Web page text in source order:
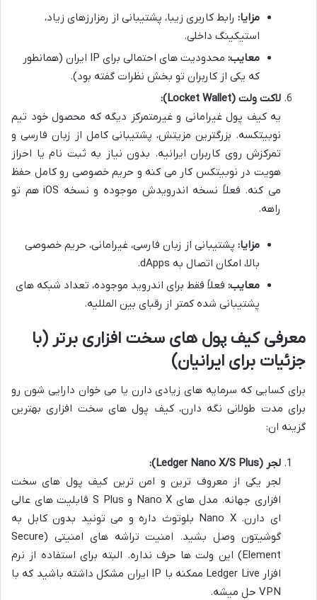
مزایا: رابط کاربری زیبا، پشتیبانی از رمزارزهای زیاد،
استیکینگ داخلی.
معایب:
محدودیت های احتمالی برای IP ایران (همانطور
که یکی از کاربران تو بخش نظرات گفته بود).
لاکت ولت (Locket Wallet):
یه کیف پول غیرامانی و غیرمتمرکز دیگه که محصول خود تیم
نوبیتکسه. بزرگترین مزیتش، پشتیبانی کامل از زبان فارسی و
تمرکزش روی کاربران ایرانیه. بدون نیاز به ثبت نام یا احراز
هویت در نوبیتکس کار می کنه و حریم خصوصی رو کامل حفظ
می کنه. فعلاً نسخه اندرویدش موجوده و نسخه iOS هم تو
راهه.
مزایا: پشتیبانی از زبان فارسی، غیرامانی، حریم خصوصی
بالا، امکان اتصال به dApps.
معایب: فعلاً فقط برای اندروید موجوده، تعداد شبکه های
پشتیبانی شده کمتر از رقبای بین المللیه.
معرفی کیف پول های سخت افزاری برتر (با
جزئیات برای ایرانیان)
برای کسایی که سرمایه های زیادی دارن یا می خوان دارایی شون رو
برای مدت طولانی نگه دارن، کیف پول های سخت افزاری بهترین
گزینه ان:
لجر (Ledger Nano X/S Plus):
لجر یکی از معروف ترین و امن ترین کیف پول های سخت
افزاری جهانه. مدل های Nano X و S Plus قابلیت های عالی
ای دارن. Nano X بلوتوث داره و می تونید بدون کابل به
گوشیتون وصل بشید. امنیت تراشه های امنیتی (Secure
Element) این ولت ها حرف نداره. البته برای استفاده از نرم
افزار Ledger Live ممکنه با IP ایران مشکل داشته باشید که با
VPN حل میشه.